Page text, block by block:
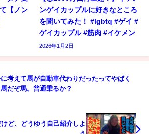
【ノン
ンゲイカップルに好きなところ
を聞いてみた！ #lgbtq #ゲイ #
ゲイカップル #筋肉 #イケメン
2026年1月2日
考えて馬が自動車代わりだったってやばく
だぞ馬。普通乗るか？
ど、どうゆう自己紹介しよ